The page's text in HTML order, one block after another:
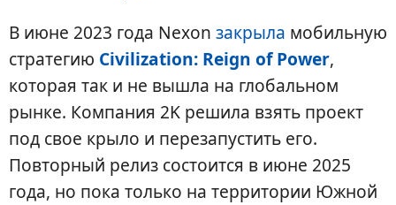
В июне 2023 года Nexon закрыла мобильную
стратегию Civilization: Reign of Power,
которая так и не вышла на глобальном
рынке. Компания 2K решила взять проект
под свое крыло и перезапустить его.
Повторный релиз состоится в июне 2025
года, но пока только на территории Южной